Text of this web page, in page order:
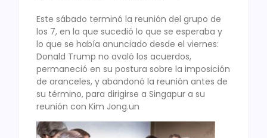
Este sábado terminó la reunión del grupo de
los 7, en la que sucedió lo que se esperaba y
lo que se había anunciado desde el viernes:
Donald Trump no avaló los acuerdos,
permaneció en su postura sobre la imposición
de aranceles, y abandonó la reunión antes de
su término, para dirigirse a Singapur a su
reunión con Kim Jong.un